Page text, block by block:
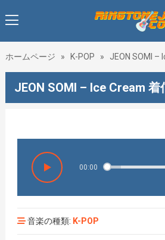
ホームページ » K-POP » JEON SOMI –
JEON SOMI – Ice Cream 着
00:00
音楽の種類: K-POP